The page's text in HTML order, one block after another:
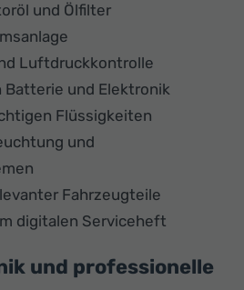
und Ölfilter
Luftdruckkontrolle
Batterie und Elektronik
Flüssigkeiten
und
Fahrzeugteile
digitalen Serviceheft
und professionelle